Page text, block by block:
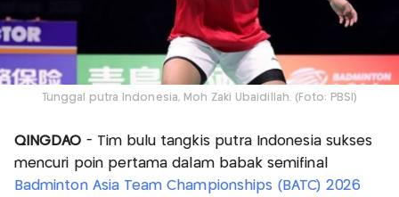
Tunggal putra Indonesia, Moh Zaki Ubaidillah. (Foto: PBSI)
QINGDAO - Tim bulu tangkis putra Indonesia sukses
mencuri poin pertama dalam babak semifinal
Badminton Asia Team Championships (BATC) 2026